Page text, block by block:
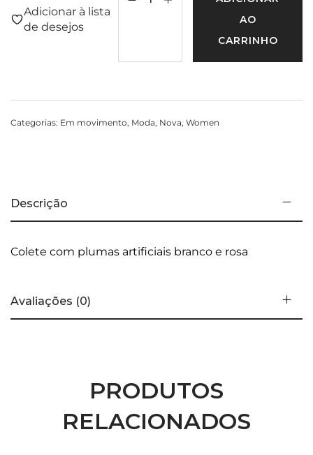
AO
CARRINHO
Adicionar à lista
de desejos
Categorias: Em movimento, Moda, Nova, Women
Descrição
Colete com plumas artificiais branco e rosa
Avaliações (0)
PRODUTOS
RELACIONADOS